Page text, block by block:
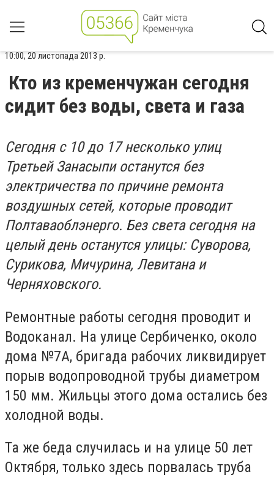
10:00, 20 листопада 2013 р.
Кто из кременчужан сегодня
сидит без воды, света и газа
Сегодня с 10 до 17 несколько улиц
Третьей Занасыпи останутся без
электричества по причине ремонта
воздушных сетей, которые проводит
Полтаваоблэнерго. Без света сегодня на
целый день останутся улицы: Суворова,
Сурикова, Мичурина, Левитана и
Черняховского.
Ремонтные работы сегодня проводит и
Водоканал. На улице Сербиченко, около
дома №7А, бригада рабочих ликвидирует
порыв водопроводной трубы диаметром
150 мм. Жильцы этого дома остались без
холодной воды.
Та же беда случилась и на улице 50 лет
Октября, только здесь порвалась труба